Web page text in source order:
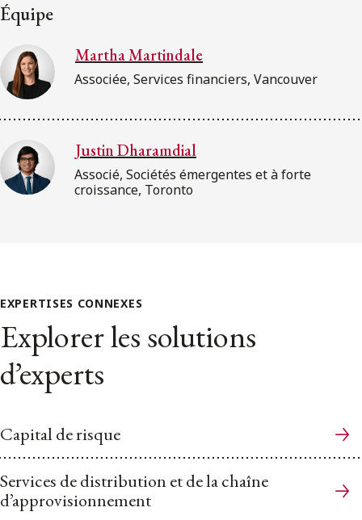
Équipe
Martha Martindale
Associée, Services financiers, Vancouver
Justin Dharamdial
Associé, Sociétés émergentes et à forte
croissance, Toronto
EXPERTISES CONNEXES
Explorer les solutions
d’experts
Capital de risque
Services de distribution et de la chaîne
d’approvisionnement